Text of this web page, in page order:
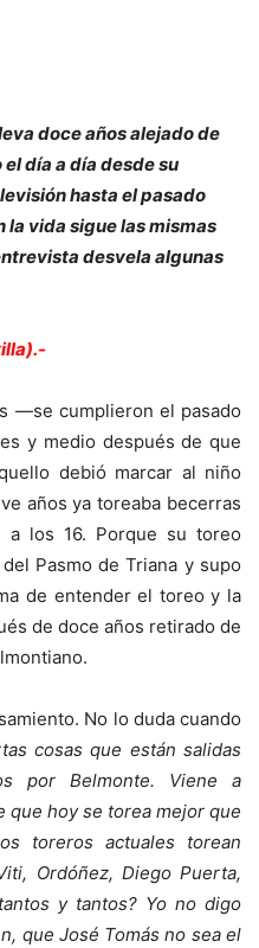
doce años alejado de
día a día desde su
hasta el pasado
la vida sigue las mismas
desvela algunas
—se cumplieron el pasado
y medio después de que
debió marcar al niño
años ya toreaba becerras
los 16. Porque su toreo
Pasmo de Triana y supo
de entender el toreo y la
de doce años retirado de
No lo duda cuando
cosas que están salidas
por Belmonte. Viene a
que hoy se torea mejor que
toreros actuales torean
Ordóñez, Diego Puerta,
y tantos? Yo no digo
que José Tomás no sea el